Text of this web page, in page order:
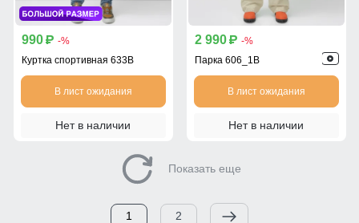
990 p -%
Куртка спортивная 633B
В лист ожидания
Нет в наличии
2 990 p -%
Парка 606_1B
В лист ожидания
Нет в наличии
Показать еще
1 2